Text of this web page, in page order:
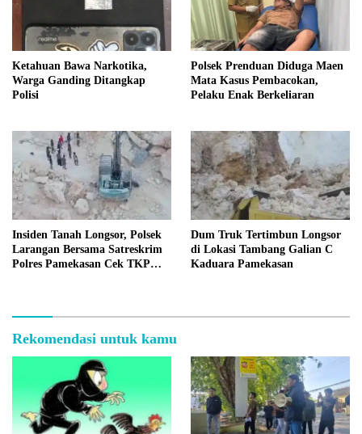
Ketahuan Bawa Narkotika,
Warga Ganding Ditangkap
Polisi
Polsek Prenduan Diduga Maen
Mata Kasus Pembacokan,
Pelaku Enak Berkeliaran
Insiden Tanah Longsor, Polsek
Larangan Bersama Satreskrim
Polres Pamekasan Cek TKP
Dum Truk Tertimbun Longsor
di Lokasi Tambang Galian C
Kaduara Pamekasan
Rekomendasi untuk kamu